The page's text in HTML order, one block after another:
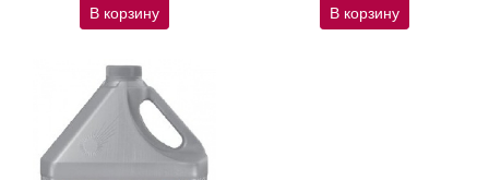
В корзину В корзину